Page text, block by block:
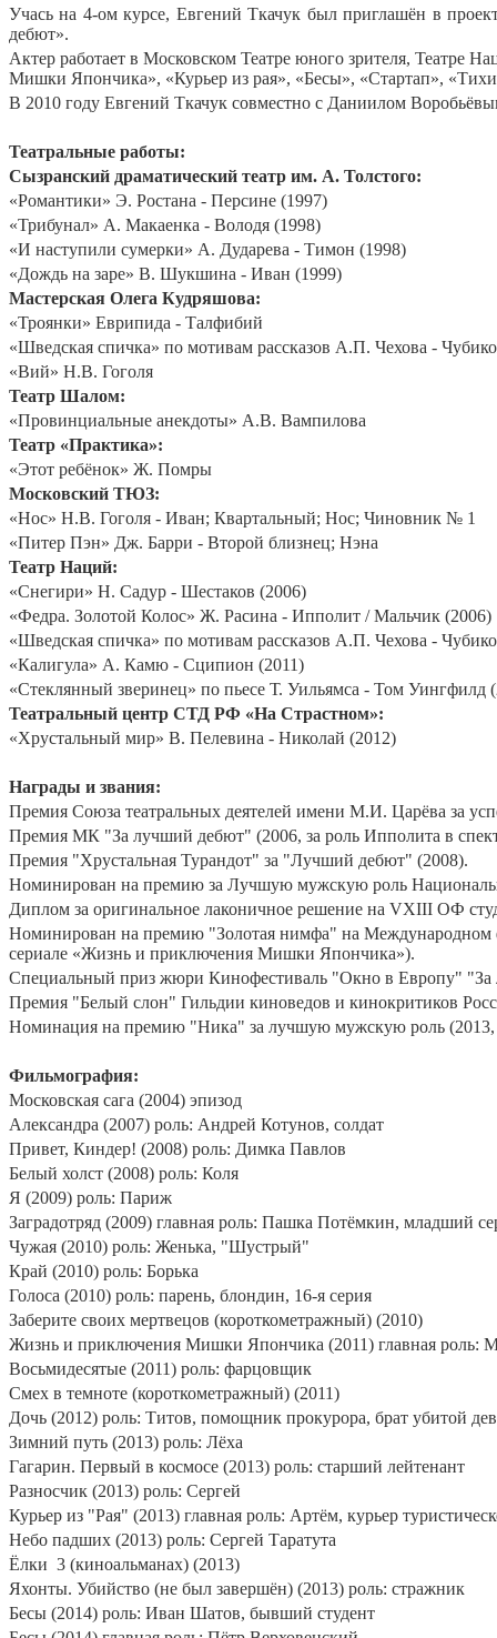
Учась на 4-ом курсе, Евгений Ткачук был приглашён в
дебют».
Актер работает в Московском Театре юного зрителя, Театре
Мишки Япончика», «Курьер из рая», «Бесы», «Стартап»,
В 2010 году Евгений Ткачук совместно с Даниилом
Театральные работы:
Сызранский драматический театр им. А. Толстого:
«Романтики» Э. Ростана - Персине (1997)
«Трибунал» А. Макаенка - Володя (1998)
«И наступили сумерки» А. Дударева - Тимон (1998)
«Дождь на заре» В. Шукшина - Иван (1999)
Мастерская Олега Кудряшова:
«Троянки» Еврипида - Талфибий
«Шведская спичка» по мотивам рассказов А.П. Чехова -
«Вий» Н.В. Гоголя
Театр Шалом:
«Провинциальные анекдоты» А.В. Вампилова
Театр «Практика»:
«Этот ребёнок» Ж. Помры
Московский ТЮЗ:
«Нос» Н.В. Гоголя - Иван; Квартальный; Нос; Чиновник № 1
«Питер Пэн» Дж. Барри - Второй близнец; Нэна
Театр Наций:
«Снегири» Н. Садур - Шестаков (2006)
«Федра. Золотой Колос» Ж. Расина - Ипполит / Мальчик (2006)
«Шведская спичка» по мотивам рассказов А.П. Чехова -
«Калигула» А. Камю - Сципион (2011)
«Стеклянный зверинец» по пьесе Т. Уильямса - Том Уингфилд
Театральный центр СТД РФ «На Страстном»:
«Хрустальный мир» В. Пелевина - Николай (2012)
Награды и звания:
Премия Союза театральных деятелей имени М.И. Царёва за
Премия МК "За лучший дебют" (2006, за роль Ипполита в
Премия "Хрустальная Турандот" за "Лучший дебют" (2008).
Номинирован на премию за Лучшую мужскую роль
Диплом за оригинальное лаконичное решение на VXIII ОФ
Номинирован на премию "Золотая нимфа" на
сериале «Жизнь и приключения Мишки Япончика»).
Специальный приз жюри Кинофестиваль "Окно в Европу" "За
Премия "Белый слон" Гильдии киноведов и кинокритиков
Номинация на премию "Ника" за лучшую мужскую роль (2013,
Фильмография:
Московская сага (2004) эпизод
Александра (2007) роль: Андрей Котунов, солдат
Привет, Киндер! (2008) роль: Димка Павлов
Белый холст (2008) роль: Коля
Я (2009) роль: Париж
Заградотряд (2009) главная роль: Пашка Потёмкин, младший
Чужая (2010) роль: Женька, "Шустрый"
Край (2010) роль: Борька
Голоса (2010) роль: парень, блондин, 16-я серия
Заберите своих мертвецов (короткометражный) (2010)
Жизнь и приключения Мишки Япончика (2011) главная
Восьмидесятые (2011) роль: фарцовщик
Смех в темноте (короткометражный) (2011)
Дочь (2012) роль: Титов, помощник прокурора, брат убитой
Зимний путь (2013) роль: Лёха
Гагарин. Первый в космосе (2013) роль: старший лейтенант
Разносчик (2013) роль: Сергей
Курьер из "Рая" (2013) главная роль: Артём, курьер
Небо падших (2013) роль: Сергей Таратута
Ёлки 3 (киноальманах) (2013)
Яхонты. Убийство (не был завершён) (2013) роль: стражник
Бесы (2014) роль: Иван Шатов, бывший студент